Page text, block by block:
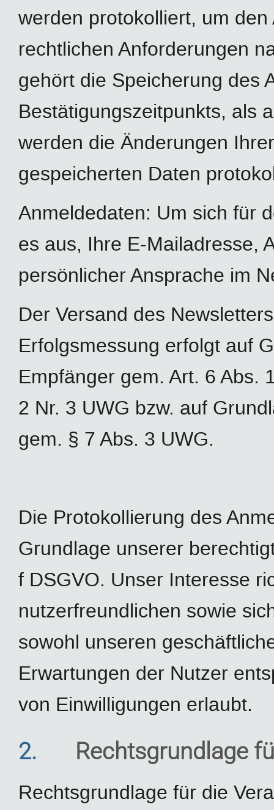
werden protokolliert, um
rechtlichen Anforderungen
gehört die Speicherung des
Bestätigungszeitpunkts, als
werden die Änderungen
gespeicherten Daten
Anmeldedaten: Um sich für
es aus, Ihre E-Mailadresse,
persönlicher Ansprache im
Der Versand des
Erfolgsmessung erfolgt auf
Empfänger gem. Art. 6 Abs.
2 Nr. 3 UWG bzw. auf
gem. § 7 Abs. 3 UWG.
Die Protokollierung des
Grundlage unserer
f DSGVO. Unser Interesse
nutzerfreundlichen sowie
sowohl unseren
Erwartungen der Nutzer
von Einwilligungen erlaubt.
2. Rechtsgrundlage
Rechtsgrundlage für die